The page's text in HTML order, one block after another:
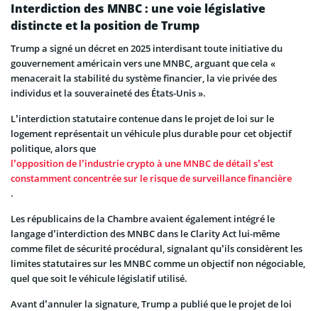
Interdiction des MNBC : une voie législative
distincte et la position de Trump
Trump a signé un décret en 2025 interdisant toute initiative du
gouvernement américain vers une MNBC, arguant que cela «
menacerait la stabilité du système financier, la vie privée des
individus et la souveraineté des États-Unis ».
L’interdiction statutaire contenue dans le projet de loi sur le
logement représentait un véhicule plus durable pour cet objectif
politique, alors que
l’opposition de l’industrie crypto à une MNBC de détail s’est
constamment concentrée sur le risque de surveillance financière
.
Les républicains de la Chambre avaient également intégré le
langage d’interdiction des MNBC dans le Clarity Act lui-même
comme filet de sécurité procédural, signalant qu’ils considèrent les
limites statutaires sur les MNBC comme un objectif non négociable,
quel que soit le véhicule législatif utilisé.
Avant d’annuler la signature, Trump a publié que le projet de loi